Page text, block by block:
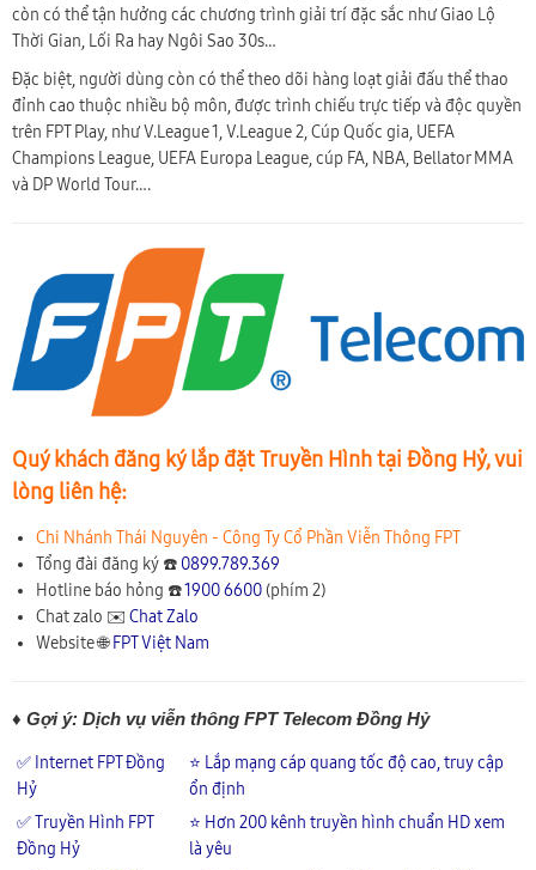
còn có thể tận hưởng các chương trình giải trí đặc sắc như Giao Lộ
Thời Gian, Lối Ra hay Ngôi Sao 30s…
Đặc biệt, người dùng còn có thể theo dõi hàng loạt giải đấu thể thao
đỉnh cao thuộc nhiều bộ môn, được trình chiếu trực tiếp và độc quyền
trên FPT Play, như V.League 1, V.League 2, Cúp Quốc gia, UEFA
Champions League, UEFA Europa League, cúp FA, NBA, Bellator MMA
và DP World Tour….
Quý khách đăng ký lắp đặt Truyền Hình tại Đồng Hỷ, vui
lòng liên hệ:
Chi Nhánh Thái Nguyên - Công Ty Cổ Phần Viễn Thông FPT
Tổng đài đăng ký ☎️ 0899.789.369
Hotline báo hỏng ☎️1900 6600 (phím 2)
Chat zalo ✉️ Chat Zalo
Website 🌐 FPT Việt Nam
♦ Gợi ý: Dịch vụ viễn thông FPT Telecom Đồng Hỷ
✅ Internet FPT Đồng
Hỷ
⭐ Lắp mạng cáp quang tốc độ cao, truy cập
ổn định
✅ Truyền Hình FPT
Đồng Hỷ
⭐ Hơn 200 kênh truyền hình chuẩn HD xem
là yêu